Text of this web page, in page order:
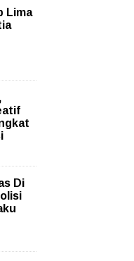
Lima
Di